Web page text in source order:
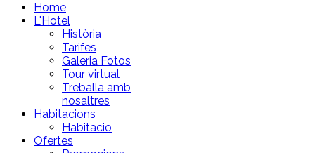
Home
L'Hotel
Història
Tarifes
Galeria Fotos
Tour virtual
Treballa amb
nosaltres
Habitacions
Habitacio
Ofertes